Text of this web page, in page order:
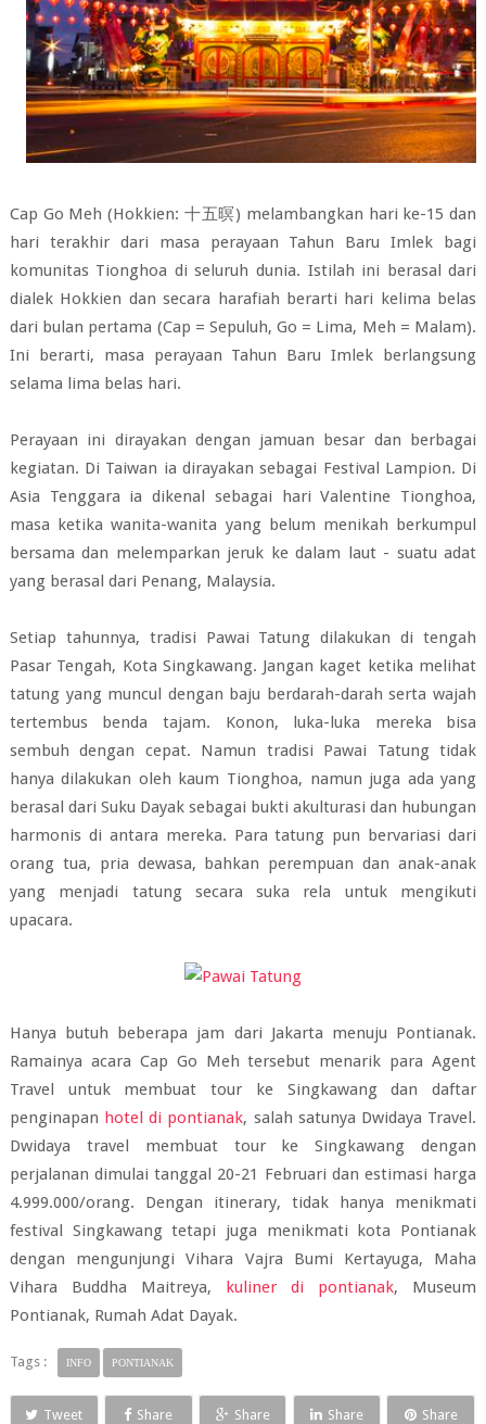
Cap Go Meh (Hokkien: 十五暝) melambangkan hari ke-15 dan
hari terakhir dari masa perayaan Tahun Baru Imlek bagi
komunitas Tionghoa di seluruh dunia. Istilah ini berasal dari
dialek Hokkien dan secara harafiah berarti hari kelima belas
dari bulan pertama (Cap = Sepuluh, Go = Lima, Meh = Malam).
Ini berarti, masa perayaan Tahun Baru Imlek berlangsung
selama lima belas hari.
Perayaan ini dirayakan dengan jamuan besar dan berbagai
kegiatan. Di Taiwan ia dirayakan sebagai Festival Lampion. Di
Asia Tenggara ia dikenal sebagai hari Valentine Tionghoa,
masa ketika wanita-wanita yang belum menikah berkumpul
bersama dan melemparkan jeruk ke dalam laut - suatu adat
yang berasal dari Penang, Malaysia.
Setiap tahunnya, tradisi Pawai Tatung dilakukan di tengah
Pasar Tengah, Kota Singkawang. Jangan kaget ketika melihat
tatung yang muncul dengan baju berdarah-darah serta wajah
tertembus benda tajam. Konon, luka-luka mereka bisa
sembuh dengan cepat. Namun tradisi Pawai Tatung tidak
hanya dilakukan oleh kaum Tionghoa, namun juga ada yang
berasal dari Suku Dayak sebagai bukti akulturasi dan hubungan
harmonis di antara mereka. Para tatung pun bervariasi dari
orang tua, pria dewasa, bahkan perempuan dan anak-anak
yang menjadi tatung secara suka rela untuk mengikuti
upacara.
Hanya butuh beberapa jam dari Jakarta menuju Pontianak.
Ramainya acara Cap Go Meh tersebut menarik para Agent
Travel untuk membuat tour ke Singkawang dan daftar
penginapan hotel di pontianak, salah satunya Dwidaya Travel.
Dwidaya travel membuat tour ke Singkawang dengan
perjalanan dimulai tanggal 20-21 Februari dan estimasi harga
4.999.000/orang. Dengan itinerary, tidak hanya menikmati
festival Singkawang tetapi juga menikmati kota Pontianak
dengan mengunjungi Vihara Vajra Bumi Kertayuga, Maha
Vihara Buddha Maitreya, kuliner di pontianak, Museum
Pontianak, Rumah Adat Dayak.
Tags : INFO PONTIANAK
Tweet Share Share Share Share